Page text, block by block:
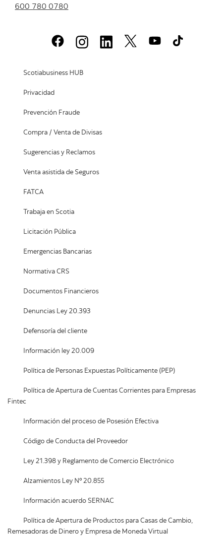
600 780 0780
Scotiabusiness HUB
Privacidad
Prevención Fraude
Compra / Venta de Divisas
Sugerencias y Reclamos
Venta asistida de Seguros
FATCA
Trabaja en Scotia
Licitación Pública
Emergencias Bancarias
Normativa CRS
Documentos Financieros
Denuncias Ley 20.393
Defensoría del cliente
Información ley 20.009
Política de Personas Expuestas Políticamente (PEP)
Política de Apertura de Cuentas Corrientes para Empresas
Fintec
Información del proceso de Posesión Efectiva
Código de Conducta del Proveedor
Ley 21.398 y Reglamento de Comercio Electrónico
Alzamientos Ley Nº 20.855
Información acuerdo SERNAC
Política de Apertura de Productos para Casas de Cambio,
Remesadoras de Dinero y Empresa de Moneda Virtual